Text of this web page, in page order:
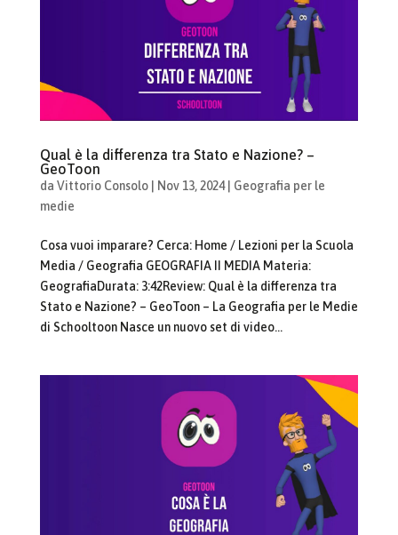
Qual è la differenza tra Stato e Nazione? –
GeoToon
da Vittorio Consolo| Nov 13, 2024| Geografia per le
medie
Cosa vuoi imparare? Cerca: Home / Lezioni per la Scuola
Media / Geografia GEOGRAFIA II MEDIA Materia:
GeografiaDurata: 3:42Review: Qual è la differenza tra
Stato e Nazione? – GeoToon – La Geografia per le Medie
di Schooltoon Nasce un nuovo set di video...